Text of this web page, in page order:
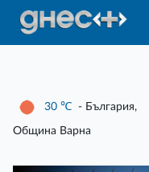
30 ℃ - България,
Община Варна